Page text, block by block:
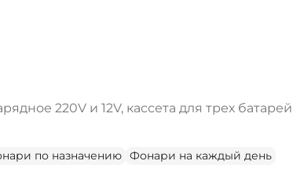
220V и 12V, кассета для трех
по назначению Фонари на каждый день